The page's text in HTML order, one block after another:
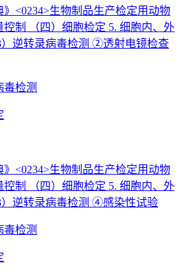
》<0234>生物制品生产检定用动物
制 （四）细胞检定 5. 细胞内、外
逆转录病毒检测 ②透射电镜检查
毒检测
》<0234>生物制品生产检定用动物
制 （四）细胞检定 5. 细胞内、外
逆转录病毒检测 ④感染性试验
毒检测